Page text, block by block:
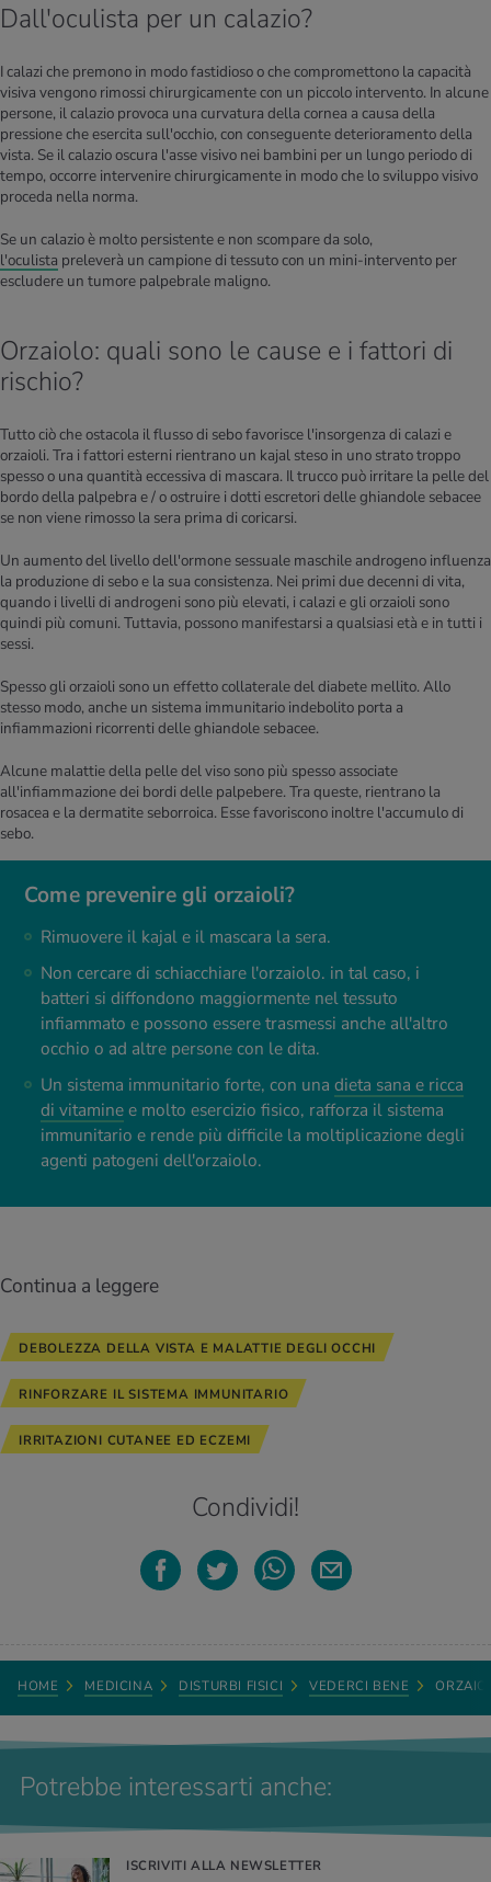
Dall'oculista per un calazio?
I calazi che premono in modo fastidioso o che compromettono la capacità
visiva vengono rimossi chirurgicamente con un piccolo intervento. In alcune
persone, il calazio provoca una curvatura della cornea a causa della
pressione che esercita sull'occhio, con conseguente deterioramento della
vista. Se il calazio oscura l'asse visivo nei bambini per un lungo periodo di
tempo, occorre intervenire chirurgicamente in modo che lo sviluppo visivo
proceda nella norma.
Se un calazio è molto persistente e non scompare da solo,
l'oculista preleverà un campione di tessuto con un mini-intervento per
escludere un tumore palpebrale maligno.
Orzaiolo: quali sono le cause e i fattori di
rischio?
Come prevenire gli orzaioli?
Rimuovere il kajal e il mascara la sera.
Non cercare di schiacchiare l'orzaiolo. in tal caso, i
batteri si diffondono maggiormente nel tessuto
infiammato e possono essere trasmessi anche all'altro
occhio o ad altre persone con le dita.
Un sistema immunitario forte, con una dieta sana e ricca
di vitaminee molto esercizio fisico, rafforza il sistema
immunitario e rende più difficile la moltiplicazione degli
agenti patogeni dell'orzaiolo.
Tutto ciò che ostacola il flusso di sebo favorisce l'insorgenza di calazi e
orzaioli. Tra i fattori esterni rientrano un kajal steso in uno strato troppo
spesso o una quantità eccessiva di mascara. Il trucco può irritare la pelle del
bordo della palpebra e / o ostruire i dotti escretori delle ghiandole sebacee
se non viene rimosso la sera prima di coricarsi.
Un aumento del livello dell'ormone sessuale maschile androgeno influenza
la produzione di sebo e la sua consistenza. Nei primi due decenni di vita,
quando i livelli di androgeni sono più elevati, i calazi e gli orzaioli sono
quindi più comuni. Tuttavia, possono manifestarsi a qualsiasi età e in tutti i
sessi.
Spesso gli orzaioli sono un effetto collaterale del diabete mellito. Allo
stesso modo, anche un sistema immunitario indebolito porta a
infiammazioni ricorrenti delle ghiandole sebacee.
Alcune malattie della pelle del viso sono più spesso associate
all'infiammazione dei bordi delle palpebere. Tra queste, rientrano la
rosacea e la dermatite seborroica. Esse favoriscono inoltre l'accumulo di
sebo.
Continua a leggere
DEBOLEZZA DELLA VISTA E MALATTIE DEGLI OCCHI
RINFORZARE IL SISTEMA IMMUNITARIO
IRRITAZIONI CUTANEE ED ECZEMI
Condividi!
HOME MEDICINA DISTURBI FISICI VEDERCI BENE
Potrebbe interessarti anche:
ISCRIVITI ALLA NEWSLETTER